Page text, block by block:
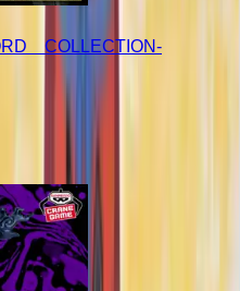
COLLECTION-